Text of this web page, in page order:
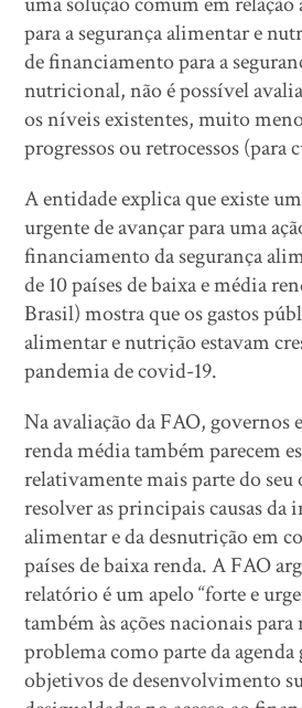
para a segurança alimentar e
de financiamento para a
nutricional, não é possível
os níveis existentes, muito
progressos ou retrocessos (para
A entidade explica que existe
urgente de avançar para uma
financiamento da segurança
de 10 países de baixa e média
Brasil) mostra que os gastos
alimentar e nutrição estavam
pandemia de covid-19.
Na avaliação da FAO, governos
renda média também parecem
relativamente mais parte do seu
resolver as principais causas da
alimentar e da desnutrição em
países de baixa renda. A FAO
relatório é um apelo “forte e
também às ações nacionais para
problema como parte da agenda
objetivos de desenvolvimento